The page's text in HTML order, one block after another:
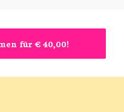
für € 40,00!